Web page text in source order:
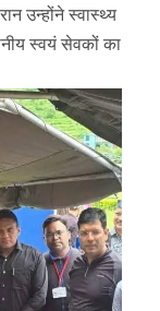
उन्होंने स्वास्थ्य
स्वयं सेवकों का